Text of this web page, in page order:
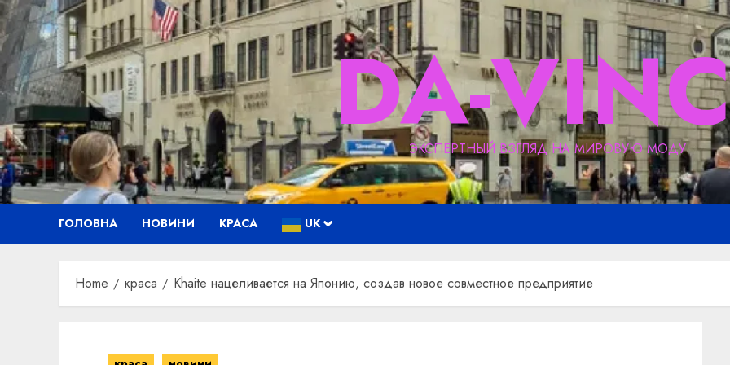
Skip
to
content
DA-
ЭКСПЕРТНЫЙ ВЗГЛЯД НА МИРОВУЮ МОДУ
ГОЛОВНА НОВИНИ КРАСА UK
Home краса Khaite нацеливается на Японию, создав новое совместное предприятие